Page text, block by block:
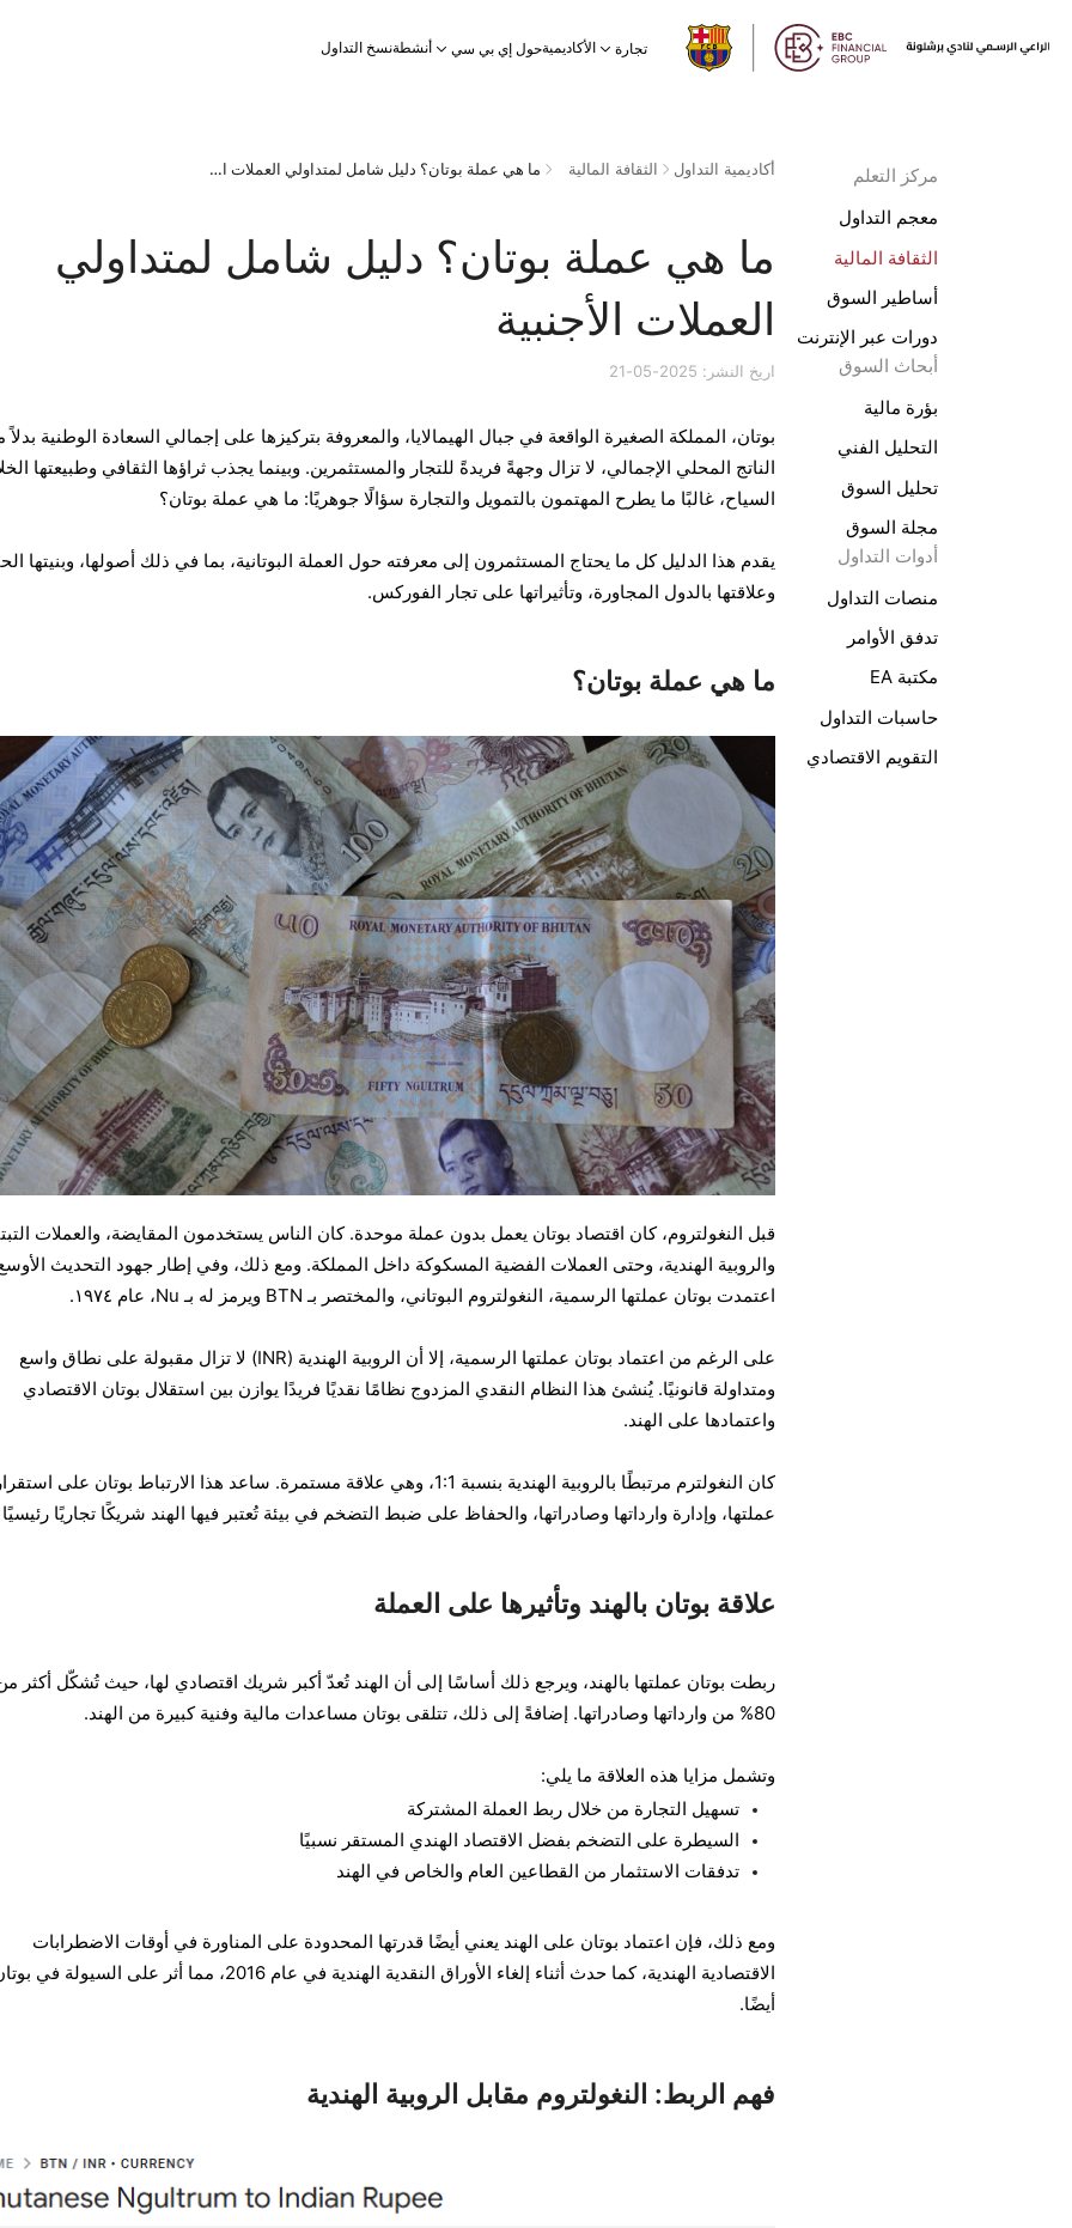
تجارة الأكاديميةحول إي بي سي أنشطةنسخ التداول
مركز التعلم
معجم التداول
الثقافة المالية
أساطير السوق
دورات عبر الإنترنت
أبحاث السوق
بؤرة مالية
التحليل الفني
تحليل السوق
مجلة السوق
أدوات التداول
منصات التداول
تدفق الأوامر
مكتبة EA
حاسبات التداول
التقويم الاقتصادي
أكاديمية التداول الثقافة المالية ما هي عملة بوتان؟ دليل شامل لمتداولي العملات الأجنبية
ما هي عملة بوتان؟ دليل شامل لمتداولي
العملات الأجنبية
اريخ النشر: 2025-05-21
بوتان، المملكة الصغيرة الواقعة في جبال الهيمالايا، والمعروفة بتركيزها على إجمالي السعادة الوطنية
الناتج المحلي الإجمالي، لا تزال وجهةً فريدةً للتجار والمستثمرين. وبينما يجذب ثراؤها الثقافي وطبيعتها
السياح، غالبًا ما يطرح المهتمون بالتمويل والتجارة سؤالًا جوهريًا: ما هي عملة بوتان؟
يقدم هذا الدليل كل ما يحتاج المستثمرون إلى معرفته حول العملة البوتانية، بما في ذلك أصولها، وبنيتها
وعلاقتها بالدول المجاورة، وتأثيراتها على تجار الفوركس.
ما هي عملة بوتان؟
قبل النغولتروم، كان اقتصاد بوتان يعمل بدون عملة موحدة. كان الناس يستخدمون المقايضة، والعملات
والروبية الهندية، وحتى العملات الفضية المسكوكة داخل المملكة. ومع ذلك، وفي إطار جهود التحديث
اعتمدت بوتان عملتها الرسمية، النغولتروم البوتاني، والمختصر بـ BTN ويرمز له بـ Nu، عام ١٩٧٤.
على الرغم من اعتماد بوتان عملتها الرسمية، إلا أن الروبية الهندية (INR) لا تزال مقبولة على نطاق واسع
ومتداولة قانونيًا. يُنشئ هذا النظام النقدي المزدوج نظامًا نقديًا فريدًا يوازن بين استقلال بوتان الاقتصادي
واعتمادها على الهند.
كان النغولترم مرتبطًا بالروبية الهندية بنسبة 1:1، وهي علاقة مستمرة. ساعد هذا الارتباط بوتان على
عملتها، وإدارة وارداتها وصادراتها، والحفاظ على ضبط التضخم في بيئة تُعتبر فيها الهند شريكًا تجاريًا رئيسيًا
علاقة بوتان بالهند وتأثيرها على العملة
ربطت بوتان عملتها بالهند، ويرجع ذلك أساسًا إلى أن الهند تُعدّ أكبر شريك اقتصادي لها، حيث تُشكّل أكثر
80% من وارداتها وصادراتها. إضافةً إلى ذلك، تتلقى بوتان مساعدات مالية وفنية كبيرة من الهند.
وتشمل مزايا هذه العلاقة ما يلي:
تسهيل التجارة من خلال ربط العملة المشتركة
السيطرة على التضخم بفضل الاقتصاد الهندي المستقر نسبيًا
تدفقات الاستثمار من القطاعين العام والخاص في الهند
ومع ذلك، فإن اعتماد بوتان على الهند يعني أيضًا قدرتها المحدودة على المناورة في أوقات الاضطرابات
الاقتصادية الهندية، كما حدث أثناء إلغاء الأوراق النقدية الهندية في عام 2016، مما أثر على السيولة في
أيضًا.
فهم الربط: النغولتروم مقابل الروبية الهندية